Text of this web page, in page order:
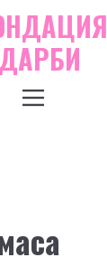
ДАРБИ